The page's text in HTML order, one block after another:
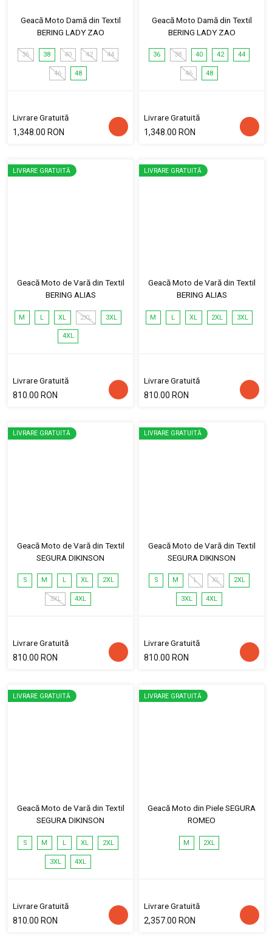
Geacă Moto Damă din Textil
BERING LADY ZAO
36 38 40 42 44
46 48
Livrare Gratuită
1,348.00 RON
Geacă Moto Damă din Textil
BERING LADY ZAO
36 38 40 42 44
46 48
Livrare Gratuită
1,348.00 RON
LIVRARE GRATUITĂ
Geacă Moto de Vară din Textil
BERING ALIAS
M L XL 2XL 3XL
4XL
Livrare Gratuită
810.00 RON
LIVRARE GRATUITĂ
Geacă Moto de Vară din Textil
BERING ALIAS
M L XL 2XL 3XL
Livrare Gratuită
810.00 RON
LIVRARE GRATUITĂ
Geacă Moto de Vară din Textil
SEGURA DIKINSON
S M L XL 2XL
3XL 4XL
Livrare Gratuită
810.00 RON
LIVRARE GRATUITĂ
Geacă Moto de Vară din Textil
SEGURA DIKINSON
S M L XL 2XL
3XL 4XL
Livrare Gratuită
810.00 RON
LIVRARE GRATUITĂ
Geacă Moto de Vară din Textil
SEGURA DIKINSON
S M L XL 2XL
3XL 4XL
Livrare Gratuită
810.00 RON
LIVRARE GRATUITĂ
Geacă Moto din Piele SEGURA
ROMEO
M 2XL
Livrare Gratuită
2,357.00 RON